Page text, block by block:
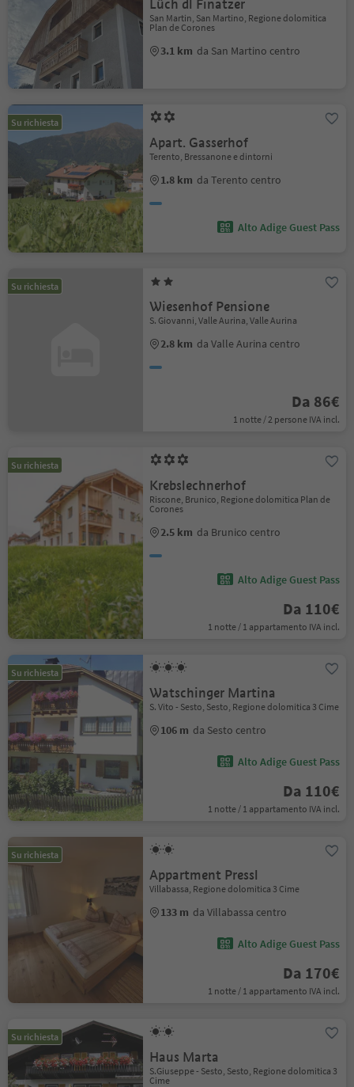
Lüch dl Finatzer
San Martin, San Martino, Regione dolomitica
Plan de Corones
3.1 km da San Martino centro
Su richiesta
Apart. Gasserhof
Terento, Bressanone e dintorni
1.8 km da Terento centro
Alto Adige Guest Pass
Su richiesta
Wiesenhof Pensione
S. Giovanni, Valle Aurina, Valle Aurina
2.8 km da Valle Aurina centro
Da 86€
1 notte / 2 persone IVA incl.
Su richiesta
Krebslechnerhof
Riscone, Brunico, Regione dolomitica Plan de
Corones
2.5 km da Brunico centro
Alto Adige Guest Pass
Da 110€
1 notte / 1 appartamento IVA incl.
Su richiesta
Watschinger Martina
S. Vito - Sesto, Sesto, Regione dolomitica 3 Cime
106 m da Sesto centro
Alto Adige Guest Pass
Da 110€
1 notte / 1 appartamento IVA incl.
Su richiesta
Appartment Pressl
Villabassa, Regione dolomitica 3 Cime
133 m da Villabassa centro
Alto Adige Guest Pass
Da 170€
1 notte / 1 appartamento IVA incl.
Su richiesta
Haus Marta
S.Giuseppe - Sesto, Sesto, Regione dolomitica 3
Cime